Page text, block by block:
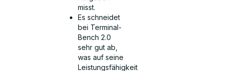
misst.
Es schneidet
bei Terminal-
Bench 2.0
sehr gut ab,
was auf seine
Leistungsfähigkeit